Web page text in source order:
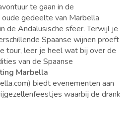
te gaan in de
gedeelte van Marbella
de Andalusische sfeer. Terwijl je
Spaanse wijnen proeft
tour, leer je heel wat bij over de
van de Spaanse
Marbella
biedt evenementen aan
waarbij de drank